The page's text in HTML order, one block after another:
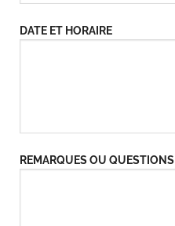
DATE ET HORAIRE
REMARQUES OU QUESTIONS